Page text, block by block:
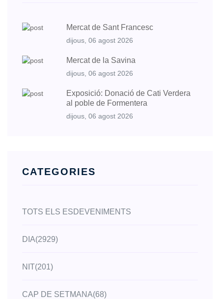
Mercat de Sant Francesc
dijous, 06 agost 2026
Mercat de la Savina
dijous, 06 agost 2026
Exposició: Donació de Cati Verdera
al poble de Formentera
dijous, 06 agost 2026
CATEGORIES
TOTS ELS ESDEVENIMENTS
DIA(2929)
NIT(201)
CAP DE SETMANA(68)